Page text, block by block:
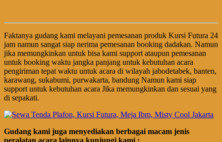
Faktanya gudang kami melayani pemesanan produk Kursi Futura 24
jam namun sangat siap nerima pemesanan booking dadakan. Namun
jika memungkinkan untuk bisa kami support ataupun pemesanan
untuk booking waktu jangka panjang untuk kebutuhan acara
pengiriman tepat waktu untuk acara di wilayah jabodetabek, banten,
karawang, sukabumi, purwakarta, bandung Namun kami siap
support untuk kebutuhan acara Jika memungkinkan dan sesuai yang
di sepakati.
Gudang kami juga menyediakan berbagai macam jenis
peralatan acara lainnya kunjungi kami :